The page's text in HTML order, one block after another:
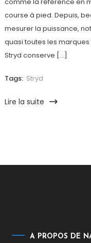
course à pied. Depuis,
mesurer la puissance,
quasi toutes les
Stryd conserve […]
Tags: Stryd
Lire la suite
A PROPOS DE